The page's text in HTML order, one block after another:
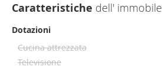
Caratteristiche dell' immobile
Dotazioni
Cucina attrezzata
Televisione